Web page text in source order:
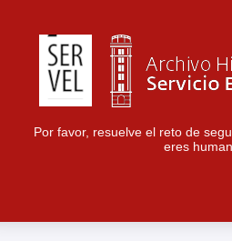
Por favor, resuelve el reto de
eres